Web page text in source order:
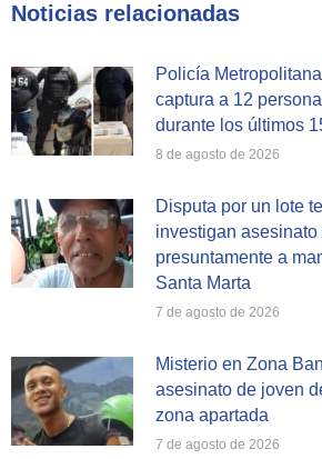
Noticias relacionadas
Policía
captura a 12
durante los últimos
8 de agosto de 2026
Disputa por un lote
investigan
presuntamente a
Santa Marta
7 de agosto de 2026
Misterio en Zona
asesinato de joven
zona apartada
7 de agosto de 2026